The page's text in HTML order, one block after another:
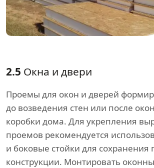
2.5 Окна и двери
Проемы для окон и дверей
до возведения стен или после
коробки дома. Для укрепления
проемов рекомендуется
и боковые стойки для сохранения
конструкции. Монтировать